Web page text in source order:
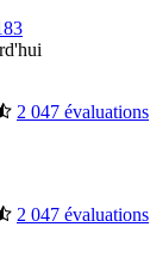
2 047 évaluations
2 047 évaluations